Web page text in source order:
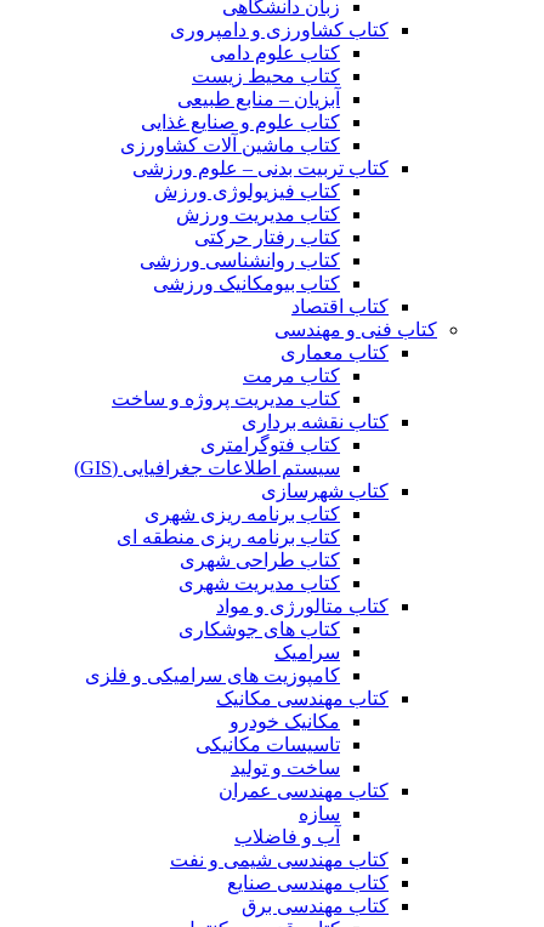
زبان دانشگاهی
کتاب کشاورزی و دامپروری
کتاب علوم دامی
کتاب محیط زیست
آبزیان – منابع طبیعی
کتاب علوم و صنایع غذایی
کتاب ماشین آلات کشاورزی
کتاب تربیت بدنی – علوم ورزشی
کتاب فیزیولوژی ورزش
کتاب مدیریت ورزش
کتاب رفتار حرکتی
کتاب روانشناسی ورزشی
کتاب بیومکانیک ورزشی
کتاب اقتصاد
کتاب فنی و مهندسی
کتاب معماری
کتاب مرمت
کتاب مدیریت پروژه و ساخت
کتاب نقشه برداری
کتاب فتوگرامتری
سیستم اطلاعات جغرافیایی (GIS)
کتاب شهرسازی
کتاب برنامه ریزی شهری
کتاب برنامه ریزی منطقه ای
کتاب طراحی شهری
کتاب مدیریت شهری
کتاب متالورژی و مواد
کتاب های جوشکاری
سرامیک
کامپوزیت های سرامیکی و فلزی
کتاب مهندسی مکانیک
مکانیک خودرو
تاسیسات مکانیکی
ساخت و تولید
کتاب مهندسی عمران
سازه
آب و فاضلاب
کتاب مهندسی شیمی و نفت
کتاب مهندسی صنایع
کتاب مهندسی برق